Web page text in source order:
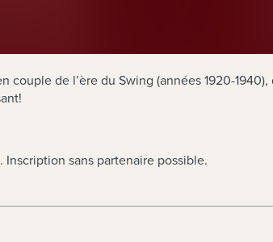
de l’ère du Swing (années 1920-
sans partenaire possible.